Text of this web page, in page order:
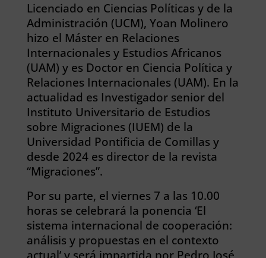
Licenciado en Ciencias Políticas y de la
Administración (UCM), Yoan Molinero
hizo el Máster en Relaciones
Internacionales y Estudios Africanos
(UAM) y es Doctor en Ciencia Política y
Relaciones Internacionales (UAM). En la
actualidad es Investigador senior del
Instituto Universitario de Estudios
sobre Migraciones (IUEM) de la
Universidad Pontificia de Comillas y
desde 2024 es director de la revista
“Migraciones”.
Por su parte, el viernes 7 a las 10.00
horas se celebrará la ponencia ‘El
sistema internacional de cooperación:
análisis y propuestas en el contexto
actual’ y será impartida por Pedro José